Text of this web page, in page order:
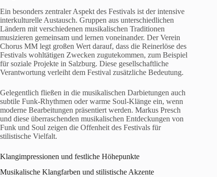
Ein besonders zentraler Aspekt des Festivals ist der intensive
interkulturelle Austausch. Gruppen aus unterschiedlichen
Ländern mit verschiedenen musikalischen Traditionen
musizieren gemeinsam und lernen voneinander. Der Verein
Chorus MM legt großen Wert darauf, dass die Reinerlöse des
Festivals wohltätigen Zwecken zugutekommen, zum Beispiel
für soziale Projekte in Salzburg. Diese gesellschaftliche
Verantwortung verleiht dem Festival zusätzliche Bedeutung.
Gelegentlich fließen in die musikalischen Darbietungen auch
subtile Funk-Rhythmen oder warme Soul-Klänge ein, wenn
moderne Bearbeitungen präsentiert werden. Markus Presch
und diese überraschenden musikalischen Entdeckungen von
Funk und Soul zeigen die Offenheit des Festivals für
stilistische Vielfalt.
Klangimpressionen und festliche Höhepunkte
Musikalische Klangfarben und stilistische Akzente